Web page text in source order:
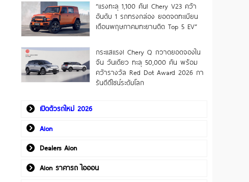
“แรงทะลุ 1,100 คัน! Chery V23 คว้า
อันดับ 1 รถทรงกล่อง ยอดจดทะเบียน
เดือนพฤษภาคมทะยานติด Top 5 EV”
กระแสแรง! Chery Q กวาดยอดจองใน
จีน วันเดียว ทะลุ 50,000 คัน พร้อม
คว้ารางวัล Red Dot Award 2026 กา
รันตีดีไซน์ระดับโลก
เปิดตัวรถใหม่ 2026
Aion
Dealers Aion
Aion ราคารถ ไอออน